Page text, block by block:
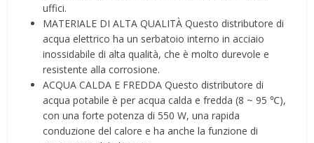
uffici.
MATERIALE DI ALTA QUALITÀ Questo distributore di
acqua elettrico ha un serbatoio interno in acciaio
inossidabile di alta qualità, che è molto durevole e
resistente alla corrosione.
ACQUA CALDA E FREDDA Questo distributore di
acqua potabile è per acqua calda e fredda (8 ~ 95 ℃),
con una forte potenza di 550 W, una rapida
conduzione del calore e ha anche la funzione di